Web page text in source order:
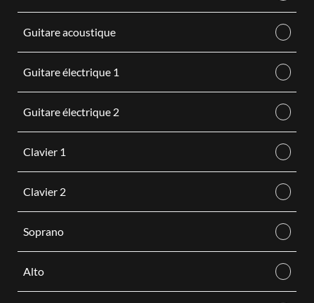
Guitare acoustique
Guitare électrique 1
Guitare électrique 2
Clavier 1
Clavier 2
Soprano
Alto